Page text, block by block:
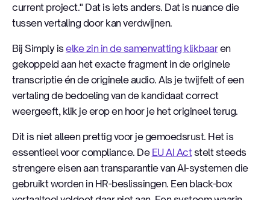
current project." Dat is iets anders. Dat is nuance die
tussen vertaling door kan verdwijnen.
Bij Simply iselke zin in de samenvatting klikbaaren
gekoppeld aan het exacte fragment in de originele
transcriptie én de originele audio. Als je twijfelt of een
vertaling de bedoeling van de kandidaat correct
weergeeft, klik je erop en hoor je het origineel terug.
Dit is niet alleen prettig voor je gemoedsrust. Het is
essentieel voor compliance. De EU AI Actstelt steeds
strengere eisen aan transparantie van AI-systemen die
gebruikt worden in HR-beslissingen. Een black-box